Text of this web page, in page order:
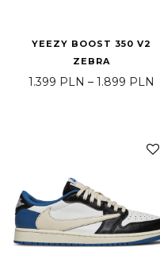
YEEZY BOOST 350 V2
ZEBRA
1.399 PLN – 1.899 PLN